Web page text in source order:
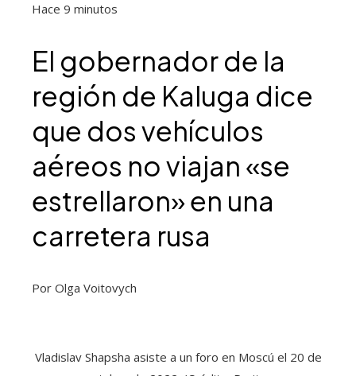
Hace 9 minutos
El gobernador de la
región de Kaluga dice
que dos vehículos
aéreos no viajan «se
estrellaron» en una
carretera rusa
Por Olga Voitovych
Vladislav Shapsha asiste a un foro en Moscú el 20 de